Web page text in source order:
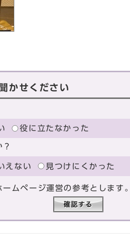
かせください
役に立たなかった
えない 見つけにくかった
ムページ運営の参考とします。